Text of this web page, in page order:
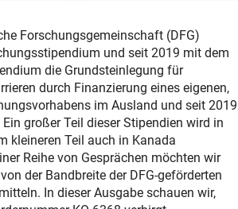
Forschungsgemeinschaft (DFG)
und seit 2019 mit dem
die Grundsteinlegung für
durch Finanzierung eines eigenen,
im Ausland und seit 2019
großer Teil dieser Stipendien wird in
kleineren Teil auch in Kanada
Reihe von Gesprächen möchten wir
der Bandbreite der DFG-geförderten
In dieser Ausgabe schauen wir,